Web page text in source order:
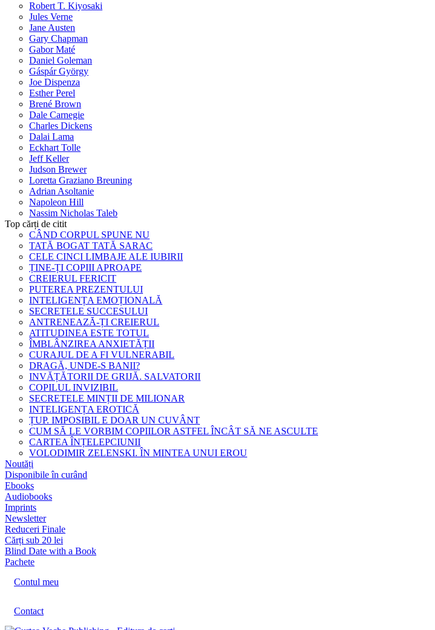
Robert T. Kiyosaki
Jules Verne
Jane Austen
Gary Chapman
Gabor Maté
Daniel Goleman
Gáspár György
Joe Dispenza
Esther Perel
Brené Brown
Dale Carnegie
Charles Dickens
Dalai Lama
Eckhart Tolle
Jeff Keller
Judson Brewer
Loretta Graziano Breuning
Adrian Asoltanie
Napoleon Hill
Nassim Nicholas Taleb
Top cărți de citit
CÂND CORPUL SPUNE NU
TATĂ BOGAT TATĂ SARAC
CELE CINCI LIMBAJE ALE IUBIRII
ȚINE-ȚI COPIII APROAPE
CREIERUL FERICIT
PUTEREA PREZENTULUI
INTELIGENȚA EMOȚIONALĂ
SECRETELE SUCCESULUI
ANTRENEAZĂ-ȚI CREIERUL
ATITUDINEA ESTE TOTUL
ÎMBLÂNZIREA ANXIETĂȚII
CURAJUL DE A FI VULNERABIL
DRAGĂ, UNDE-S BANII?
INVĂȚĂTORII DE GRIJĂ. SALVATORII
COPILUL INVIZIBIL
SECRETELE MINȚII DE MILIONAR
INTELIGENȚA EROTICĂ
ȚUP. IMPOSIBIL E DOAR UN CUVÂNT
CUM SĂ LE VORBIM COPIILOR ASTFEL ÎNCÂT SĂ NE ASCULTE
CARTEA ÎNȚELEPCIUNII
VOLODIMIR ZELENSKI. ÎN MINTEA UNUI EROU
Noutăți
Disponibile în curând
Ebooks
Audiobooks
Imprints
Newsletter
Reduceri Finale
Cărți sub 20 lei
Blind Date with a Book
Pachete
Contul meu
Contact